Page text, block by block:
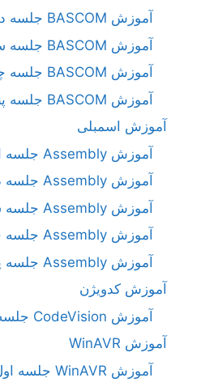
آموزش BASCOM جلسه دوم
آموزش BASCOM جلسه سوم
آموزش BASCOM جلسه چهارم
آموزش BASCOM جلسه پنجم
آموزش اسمبلی
آموزش Assembly جلسه اول
آموزش Assembly جلسه دوم
آموزش Assembly جلسه سوم
آموزش Assembly جلسه چهارم
آموزش Assembly جلسه پنجم
آموزش کدویژن
آموزش CodeVision جلسه اول
آموزش WinAVR
آموزش WinAVR جلسه اول